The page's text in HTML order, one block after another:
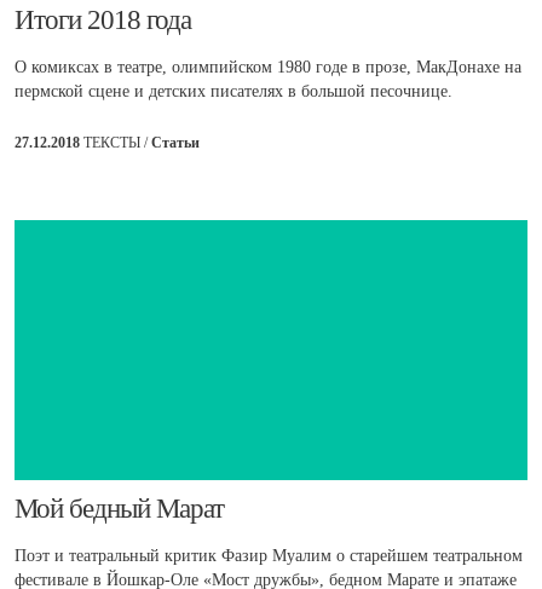
Итоги 2018 года
О комиксах в театре, олимпийском 1980 годе в прозе, МакДонахе на
пермской сцене и детских писателях в большой песочнице.
27.12.2018 ТЕКСТЫ /Статьи
​Мой бедный Марат
Поэт и театральный критик Фазир Муалим о старейшем театральном
фестивале в Йошкар-Оле «Мост дружбы», бедном Марате и эпатаже